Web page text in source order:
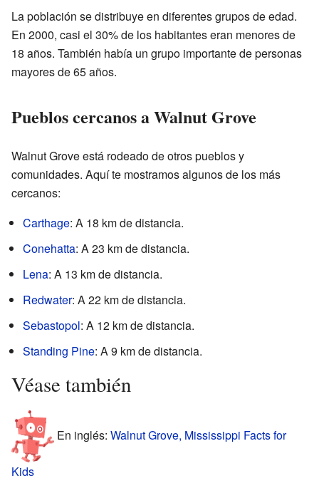
La población se distribuye en diferentes grupos de edad.
En 2000, casi el 30% de los habitantes eran menores de
18 años. También había un grupo importante de personas
mayores de 65 años.
Pueblos cercanos a Walnut Grove
Walnut Grove está rodeado de otros pueblos y
comunidades. Aquí te mostramos algunos de los más
cercanos:
Carthage: A 18 km de distancia.
Conehatta: A 23 km de distancia.
Lena: A 13 km de distancia.
Redwater: A 22 km de distancia.
Sebastopol: A 12 km de distancia.
Standing Pine: A 9 km de distancia.
Véase también
En inglés: Walnut Grove, Mississippi Facts for
Kids